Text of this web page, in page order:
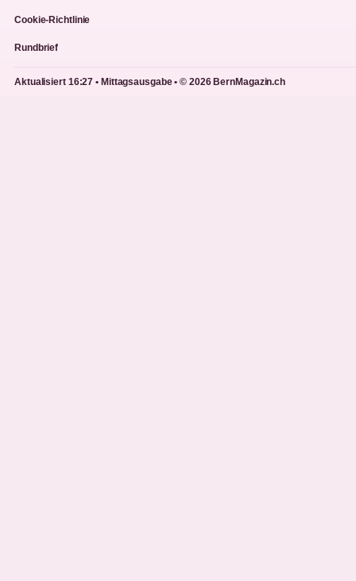
Cookie-Richtlinie
Rundbrief
Aktualisiert 16:27 • Mittagsausgabe • © 2026 BernMagazin.ch